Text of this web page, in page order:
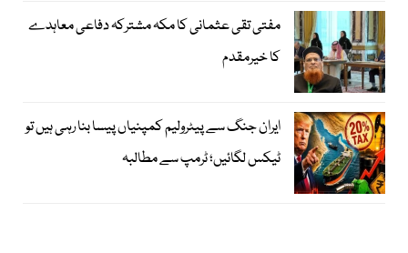
مفتی تقی عثمانی کا مکہ مشترکہ دفاعی معاہدے
کا خیرمقدم
ایران جنگ سے پیٹرولیم کمپنیاں پیسا بنا رہی ہیں تو
ٹیکس لگائیں؛ ٹرمپ سے مطالبہ